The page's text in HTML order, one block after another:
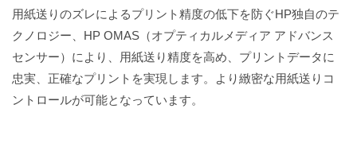
用紙送りのズレによるプリント精度の低下を防ぐHP独自のテ
クノロジー、HP OMAS（オプティカルメディア アドバンス
センサー）により、用紙送り精度を高め、プリントデータに
忠実、正確なプリントを実現します。より緻密な用紙送りコ
ントロールが可能となっています。